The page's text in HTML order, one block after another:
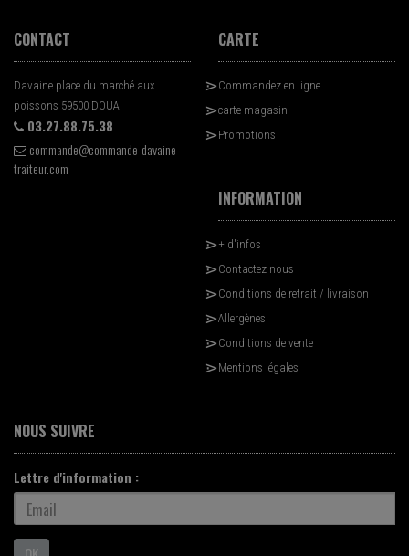
CONTACT
Davaine place du marché aux
poissons 59500 DOUAI
03.27.88.75.38
commande@commande-davaine-
traiteur.com
CARTE
Commandez en ligne
carte magasin
Promotions
INFORMATION
+ d'infos
Contactez nous
Conditions de retrait / livraison
Allergènes
Conditions de vente
Mentions légales
NOUS SUIVRE
Lettre d'information :